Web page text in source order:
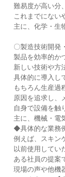
難易度が高い分
これまでにない
主に、化学・生
〇製造技術開発
製品を効率的か
新しい技術や方
具体的に導入し
もちろん生産過
原因を追求し、
自身で設備を触
主に、機械・電
◆具体的な業務
例えば、スキン
以前使用してい
ある社員の提案
現場の声や他機